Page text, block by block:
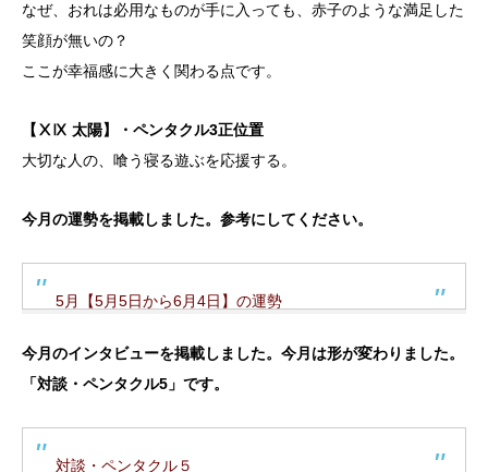
なぜ、おれは必用なものが手に入っても、赤子のような満足した
笑顔が無いの？
ここが幸福感に大きく関わる点です。
【ⅩⅨ 太陽】・ペンタクル3正位置
大切な人の、喰う寝る遊ぶを応援する。
今月の運勢を掲載しました。参考にしてください。
5月【5月5日から6月4日】の運勢
今月のインタビューを掲載しました。今月は形が変わりました。
「対談・ペンタクル5」です。
対談・ペンタクル５